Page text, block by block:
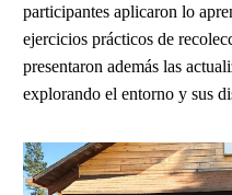
participantes aplicaron lo
ejercicios prácticos de
presentaron además las
explorando el entorno y sus